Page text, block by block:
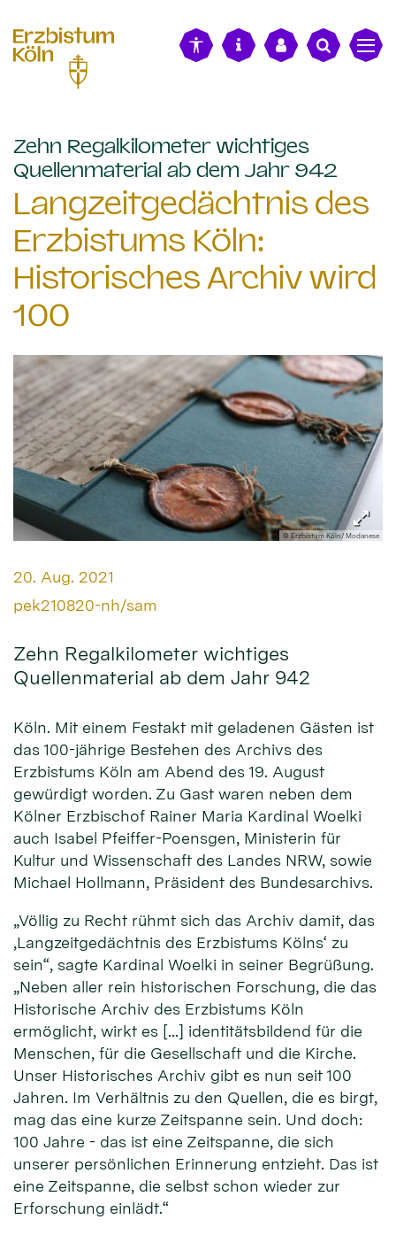
Zehn Regalkilometer wichtiges
Quellenmaterial ab dem Jahr 942
Langzeitgedächtnis des
Erzbistums Köln:
Historisches Archiv wird
100
© Erzbistum Köln/ Modanese
Datum:
20. Aug. 2021
Von:
pek210820-nh/sam
Zehn Regalkilometer wichtiges
Quellenmaterial ab dem Jahr 942
Köln. Mit einem Festakt mit geladenen Gästen ist
das 100-jährige Bestehen des Archivs des
Erzbistums Köln am Abend des 19. August
gewürdigt worden. Zu Gast waren neben dem
Kölner Erzbischof Rainer Maria Kardinal Woelki
auch Isabel Pfeiffer-Poensgen, Ministerin für
Kultur und Wissenschaft des Landes NRW, sowie
Michael Hollmann, Präsident des Bundesarchivs.
„Völlig zu Recht rühmt sich das Archiv damit, das
‚Langzeitgedächtnis des Erzbistums Kölns‘ zu
sein“, sagte Kardinal Woelki in seiner Begrüßung.
„Neben aller rein historischen Forschung, die das
Historische Archiv des Erzbistums Köln
ermöglicht, wirkt es […] identitätsbildend für die
Menschen, für die Gesellschaft und die Kirche.
Unser Historisches Archiv gibt es nun seit 100
Jahren. Im Verhältnis zu den Quellen, die es birgt,
mag das eine kurze Zeitspanne sein. Und doch:
100 Jahre - das ist eine Zeitspanne, die sich
unserer persönlichen Erinnerung entzieht. Das ist
eine Zeitspanne, die selbst schon wieder zur
Erforschung einlädt.“